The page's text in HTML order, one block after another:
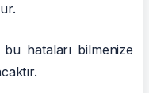
bu hataları bilmenize